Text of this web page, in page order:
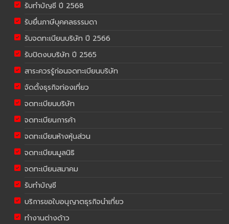
รับทำบัญชี ปี 2568
รับยื่นภาษีบุคคลธรรมดา
รับจดทะเบียนบริษัท ปี 2566
รับปิดงบบริษัท ปี 2565
สาระควรรู้ก่อนจดทะเบียนบริษัท
จัดตั้งธุรกิจท่องเที่ยว
จดทะเบียนบริษัท
จดทะเบียนการค้า
จดทะเบียนห้างหุ้นส่วน
จดทะเบียนมูลนิธิ
จดทะเบียนสมาคม
รับทำบัญชี
บริการขอใบอนุญาตธุรกิจนำเที่ยว
ทำงานต่างด้าว